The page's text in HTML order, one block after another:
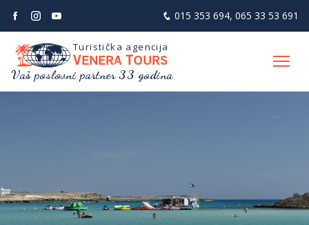
015 353 694, 065 33 53 691
Turistička agencija
VENERA TOURS
Vaš poslovni partner 33 godina